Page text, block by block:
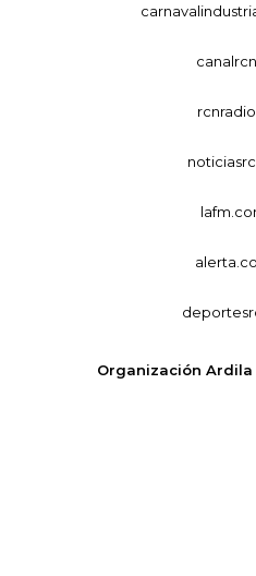
Organización